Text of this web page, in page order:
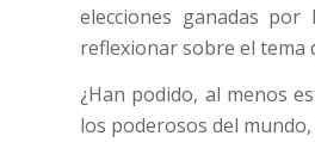
elecciones ganadas
reflexionar sobre el tema
¿Han podido, al menos
los poderosos del